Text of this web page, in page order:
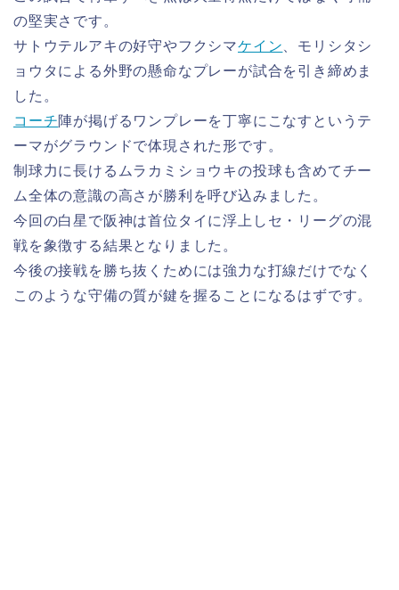
の堅実さです。
サトウテルアキの好守やフクシマケイン 、モリシタシ
ョウタによる外野の懸命なプレーが試合を引き締めま
した。
コーチ陣が掲げるワンプレーを丁寧にこなすというテ
ーマがグラウンドで体現された形です。
制球力に長けるムラカミショウキの投球も含めてチー
ム全体の意識の高さが勝利を呼び込みました。
今回の白星で阪神は首位タイに浮上しセ・リーグの混
戦を象徴する結果となりました。
今後の接戦を勝ち抜くためには強力な打線だけでなく
このような守備の質が鍵を握ることになるはずです。